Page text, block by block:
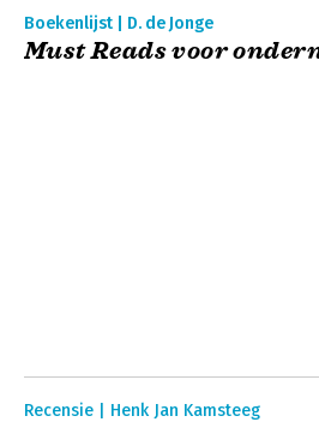
Boekenlijst | D. de Jonge
Must Reads voor
Recensie | Henk Jan Kamsteeg